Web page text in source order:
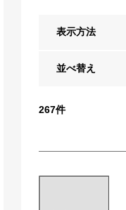
表示方法
並べ替え
267件